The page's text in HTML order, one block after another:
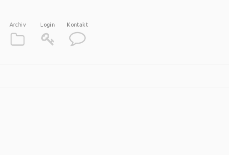
Archiv Login Kontakt